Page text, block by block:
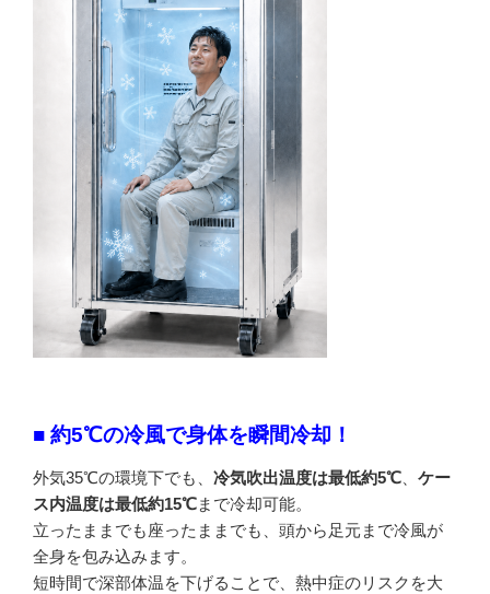
■ 約5℃の冷風で身体を瞬間冷却！
外気35℃の環境下でも、 冷気吹出温度は最低約5℃
ケー
ス内温度は最低約15℃まで冷却可能。
立ったままでも座ったままでも、頭から足元まで冷風が
全身を包み込みます。
短時間で深部体温を下げることで、熱中症のリスクを大